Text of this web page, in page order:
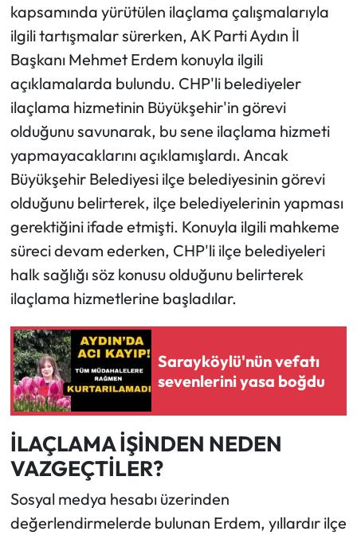
kapsamında yürütülen ilaçlama çalışmalarıyla
ilgili tartışmalar sürerken, AK Parti Aydın İl
Başkanı Mehmet Erdem konuyla ilgili
açıklamalarda bulundu. CHP'li belediyeler
ilaçlama hizmetinin Büyükşehir'in görevi
olduğunu savunarak, bu sene ilaçlama hizmeti
yapmayacaklarını açıklamışlardı. Ancak
Büyükşehir Belediyesi ilçe belediyesinin görevi
olduğunu belirterek, ilçe belediyelerinin yapması
gerektiğini ifade etmişti. Konuyla ilgili mahkeme
süreci devam ederken, CHP'li ilçe belediyeleri
halk sağlığı söz konusu olduğunu belirterek
ilaçlama hizmetlerine başladılar.
Sarayköylü'nün vefatı
sevenlerini yasa boğdu
İLAÇLAMA İŞİNDEN NEDEN
VAZGEÇTİLER?
Sosyal medya hesabı üzerinden
değerlendirmelerde bulunan Erdem, yıllardır ilçe